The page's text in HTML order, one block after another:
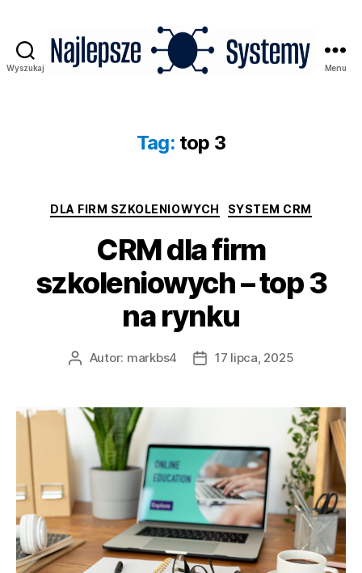
Wyszukaj Menu
Tag: top 3
Kategorie
DLA FIRM SZKOLENIOWYCH SYSTEM CRM
CRM dla firm
szkoleniowych – top 3
na rynku
AutorAutor: markbs4
Data17 lipca, 2025